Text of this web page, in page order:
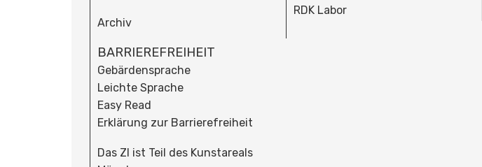
Archiv
BARRIEREFREIHEIT
Gebärdensprache
Leichte Sprache
Easy Read
Erklärung zur Barrierefreiheit
Das ZI ist Teil des Kunstareals
RDK Labor